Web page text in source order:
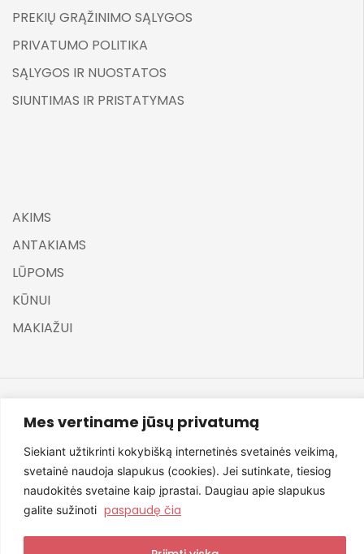
Mes vertiname jūsų privatumą
Siekiant užtikrinti kokybišką internetinės svetainės veikimą,
svetainė naudoja slapukus (cookies). Jei sutinkate, tiesiog
naudokitės svetaine kaip įprastai. Daugiau apie slapukus
galite sužinoti paspaudę čia
PREKIŲ GRĄŽINIMO SĄLYGOS
PRIVATUMO POLITIKA
SĄLYGOS IR NUOSTATOS
SIUNTIMAS IR PRISTATYMAS
AKIMS
ANTAKIAMS
LŪPOMS
KŪNUI
MAKIAŽUI
Svetainę sukūrė NexDev